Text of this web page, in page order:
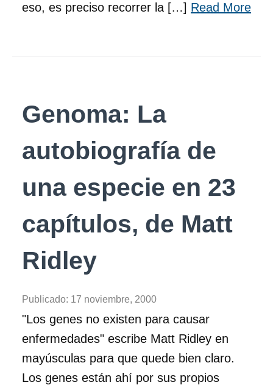
eso, es preciso recorrer la […] Read More
Genoma: La
autobiografía de
una especie en 23
capítulos, de Matt
Ridley
Publicado: 17 noviembre, 2000
"Los genes no existen para causar
enfermedades" escribe Matt Ridley en
mayúsculas para que quede bien claro.
Los genes están ahí por sus propios